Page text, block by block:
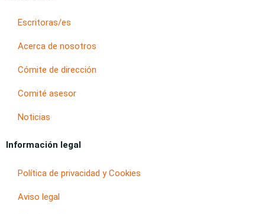
Escritoras/es
Acerca de nosotros
Cómite de dirección
Comité asesor
Noticias
Información legal
Política de privacidad y Cookies
Aviso legal